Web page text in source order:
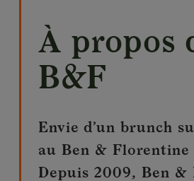
À propos
B&F
Envie d’un brunch
au Ben & Florentine
Depuis 2009, Ben &